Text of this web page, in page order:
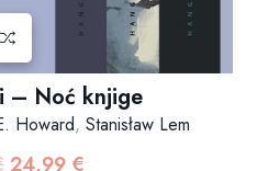
– Noć knjige
Howard, Stanisław Lem
Izvorna
24,99 €